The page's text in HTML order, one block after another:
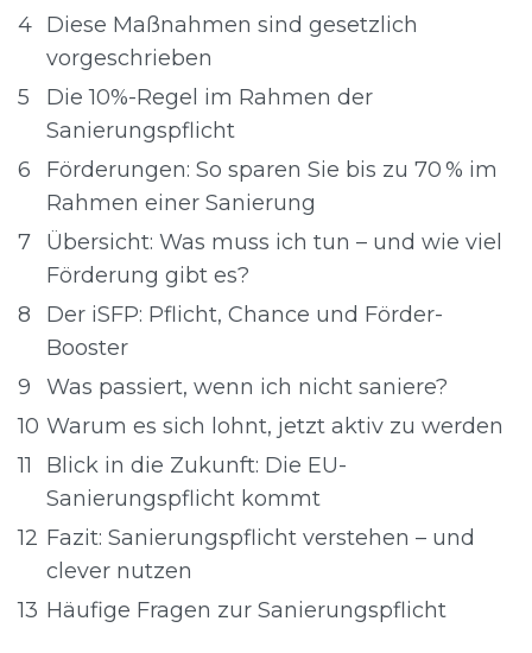
4 Diese Maßnahmen sind gesetzlich
vorgeschrieben
5
Die 10%-Regel im Rahmen der
Sanierungspflicht
6
Förderungen: So sparen Sie bis zu 70 % im
Rahmen einer Sanierung
7
Übersicht: Was muss ich tun – und wie viel
Förderung gibt es?
8
Der iSFP: Pflicht, Chance und Förder-
Booster
9
Was passiert, wenn ich nicht saniere?
10 Warum es sich lohnt, jetzt aktiv zu werden
11
Blick in die Zukunft: Die EU-
Sanierungspflicht kommt
12 Fazit: Sanierungspflicht verstehen – und
clever nutzen
13 Häufige Fragen zur Sanierungspflicht